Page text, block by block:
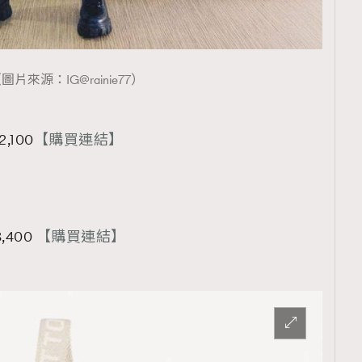
片來源：IG@rainie77）
【購買連結】
【購買連結】